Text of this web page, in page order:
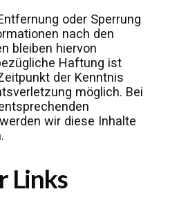
oder Sperrung
nach den
bleiben hiervon
Haftung ist
der Kenntnis
möglich. Bei
wir diese Inhalte
Links